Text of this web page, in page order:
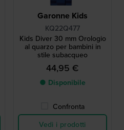
Garonne Kids
KQ22Q477
Kids Diver 30 mm Orologio
al quarzo per bambini in
stile subacqueo
44,95 €
● Disponibile
Confronta
Vedi i prodotti